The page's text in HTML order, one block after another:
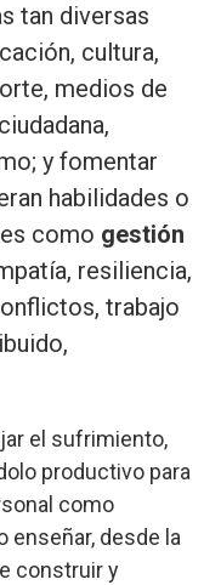
tan diversas
cultura,
medios de
y fomentar
habilidades o
como gestión
resiliencia,
trabajo
el sufrimiento,
productivo para
como
enseñar, desde la
construir y